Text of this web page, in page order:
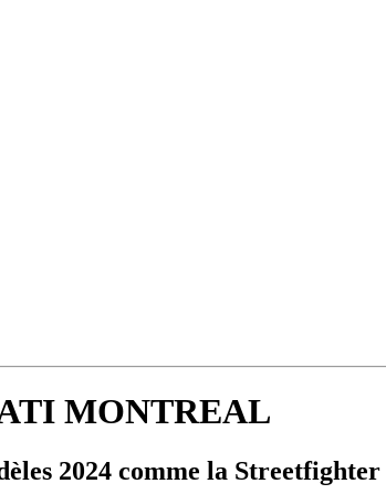
MONTREAL
2024 comme la